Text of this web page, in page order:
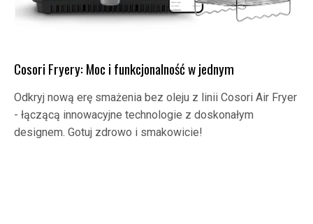
Cosori Fryery: Moc i funkcjonalność w jednym
Odkryj nową erę smażenia bez oleju z linii Cosori Air Fryer
- łączącą innowacyjne technologie z doskonałym
designem. Gotuj zdrowo i smakowicie!